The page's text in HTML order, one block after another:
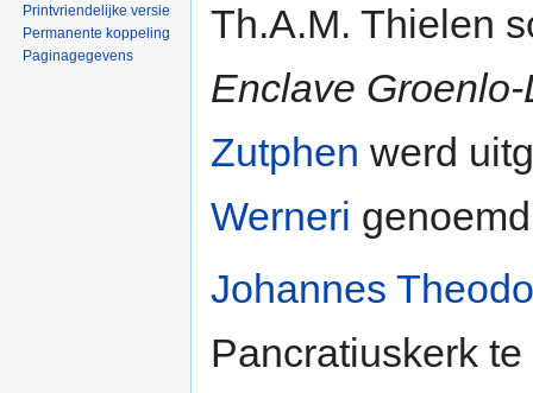
Th.A.M. Thielen
Enclave
Zutphen werd
Werneri
Johannes
Pancratiuskerk te
Printvriendelijke versie
Permanente koppeling
Paginagegevens